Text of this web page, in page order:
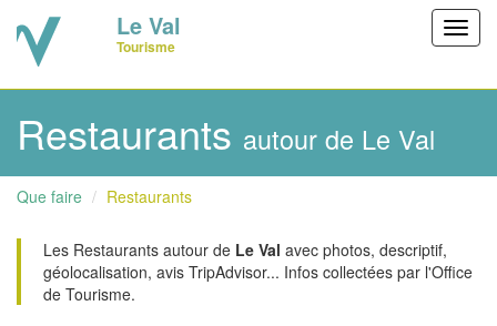
Le Val
Tourisme
Restaurants autour de Le Val
Que faire Restaurants
Les Restaurants autour de Le Val avec photos, descriptif,
géolocalisation, avis TripAdvisor... Infos collectées par l'Office
de Tourisme.